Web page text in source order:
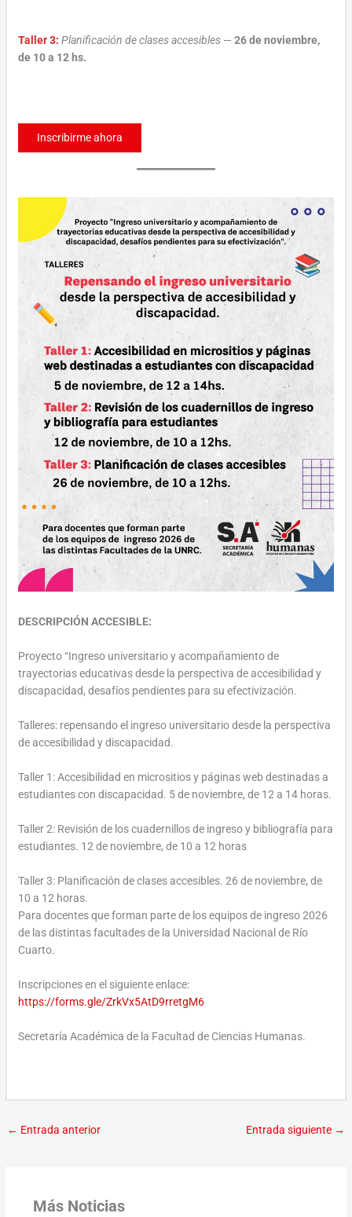
Taller 3: Planificación de clases accesibles —26 de noviembre,
de 10 a 12 hs.
Inscribirme ahora
DESCRIPCIÓN ACCESIBLE:
Proyecto “Ingreso universitario y acompañamiento de
trayectorias educativas desde la perspectiva de accesibilidad y
discapacidad, desafíos pendientes para su efectivización.
Talleres: repensando el ingreso universitario desde la perspectiva
de accesibilidad y discapacidad.
Taller 1: Accesibilidad en micrositios y páginas web destinadas a
estudiantes con discapacidad. 5 de noviembre, de 12 a 14 horas.
Taller 2: Revisión de los cuadernillos de ingreso y bibliografía para
estudiantes. 12 de noviembre, de 10 a 12 horas
Taller 3: Planificación de clases accesibles. 26 de noviembre, de
10 a 12 horas.
Para docentes que forman parte de los equipos de ingreso 2026
de las distintas facultades de la Universidad Nacional de Río
Cuarto.
Inscripciones en el siguiente enlace:
https://forms.gle/ZrkVx5AtD9rretgM6
Secretaría Académica de la Facultad de Ciencias Humanas.
← Entrada anterior Entrada siguiente →
Más Noticias